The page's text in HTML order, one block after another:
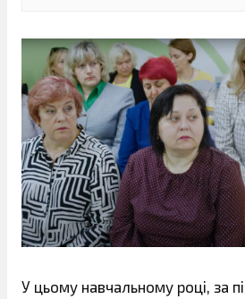
У цьому навчальному році, за